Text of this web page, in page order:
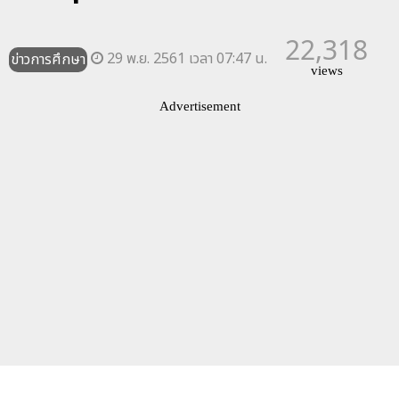
ข่าวการศึกษา 29 พ.ย. 2561 เวลา 07:47 น. 22,318
views
Advertisement